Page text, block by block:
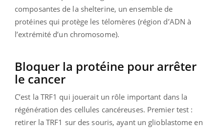
composantes de la shelterine, un ensemble de
protéines qui protège les télomères (région d’ADN à
l’extrémité d’un chromosome).
Bloquer la protéine pour arrêter
le cancer
C’est la TRF1 qui jouerait un rôle important dans la
régénération des cellules cancéreuses. Premier test :
retirer la TRF1 sur des souris, ayant un glioblastome en